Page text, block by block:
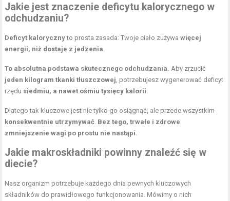
Jakie jest znaczenie deficytu kalorycznego w
odchudzaniu?
Deficyt kalorycznyto prosta zasada: Twoje ciało zużywawięcej
energii, niż dostaje z jedzenia
To absolutna podstawa skutecznego odchudzania. Aby zrzucić
jeden kilogramtkanki tłuszczowej , potrzebujesz wygenerować deficyt
rzędu siedmiu, a nawet ośmiu tysięcy kalorii
Dlatego tak kluczowe jest nie tylko go osiągnąć, ale przede wszystkim
konsekwentnie utrzymywać Bez tego, trwałe i zdrowe
zmniejszenie wagi po prostu nie nastąpi.
Jakie makroskładniki powinny znaleźć się w
diecie?
Nasz organizm potrzebuje każdego dnia pewnych kluczowych
składników do prawidłowego funkcjonowania. Mówimy o nich